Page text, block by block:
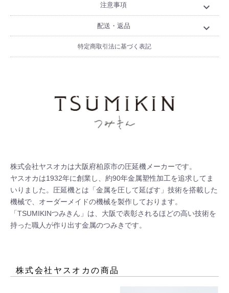
注意事項 expand_more
配送・返品 expand_more
特定商取引法に基づく表記
株式会社ヤスオカは大阪府柏原市の圧延機メーカーです。
ヤスオカは1932年に創業し、約90年金属塑性加工を追求してま
いりました。圧延機とは「金属を圧して延ばす」技術を搭載した
機械で、オーダーメイドの機械を製作しております。
「TSUMIKINつみきん」は、大阪で表彰されるほどの高い技術を
持った職人が作り出す金属のつみきです。
株式会社ヤスオカの商品